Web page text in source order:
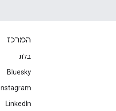
המרכז
בלוג
Bluesky
Instagram
LinkedIn